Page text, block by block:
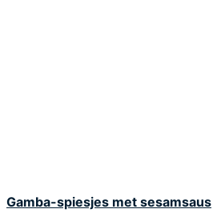
Gamba-spiesjes met sesamsaus